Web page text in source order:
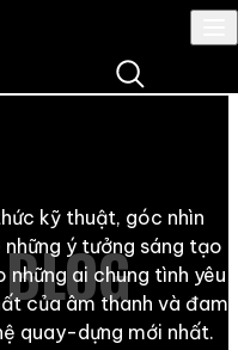
kỹ thuật, góc nhìn
những ý tưởng sáng tạo
những ai chung tình yêu
của âm thanh và đam
quay-dựng mới nhất.